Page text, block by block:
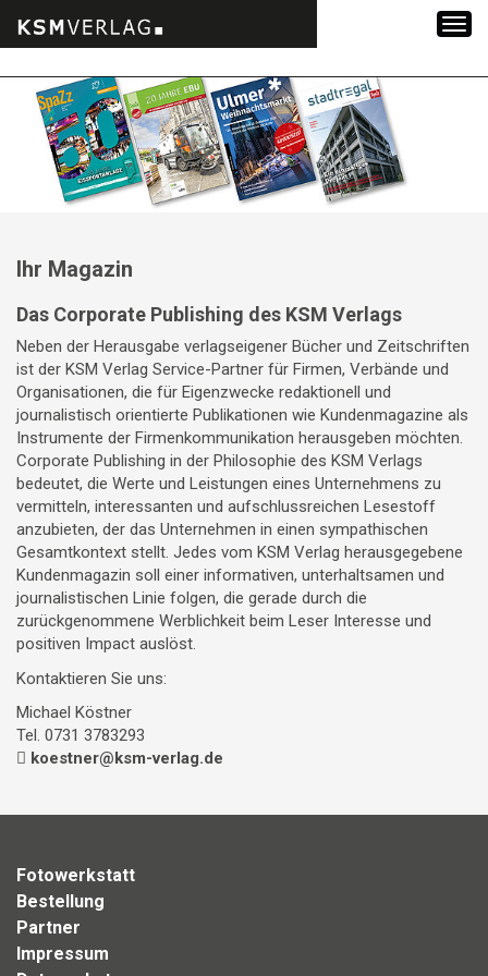
Inhalt
springen
Ihr Magazin
Das Corporate Publishing des KSM Verlags
Neben der Herausgabe verlagseigener Bücher und Zeitschriften
ist der KSM Verlag Service-Partner für Firmen, Verbände und
Organisationen, die für Eigenzwecke redaktionell und
journalistisch orientierte Publikationen wie Kundenmagazine als
Instrumente der Firmenkommunikation herausgeben möchten.
Corporate Publishing in der Philosophie des KSM Verlags
bedeutet, die Werte und Leistungen eines Unternehmens zu
vermitteln, interessanten und aufschlussreichen Lesestoff
anzubieten, der das Unternehmen in einen sympathischen
Gesamtkontext stellt. Jedes vom KSM Verlag herausgegebene
Kundenmagazin soll einer informativen, unterhaltsamen und
journalistischen Linie folgen, die gerade durch die
zurückgenommene Werblichkeit beim Leser Interesse und
positiven Impact auslöst.
Kontaktieren Sie uns:
Michael Köstner
Tel. 0731 3783293
koestner@ksm-verlag.de
Fotowerkstatt
Bestellung
Partner
Impressum